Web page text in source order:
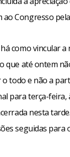
Congresso
como vincular
que até ontem
todo e não a
para terça-feira,
nesta
seguidas